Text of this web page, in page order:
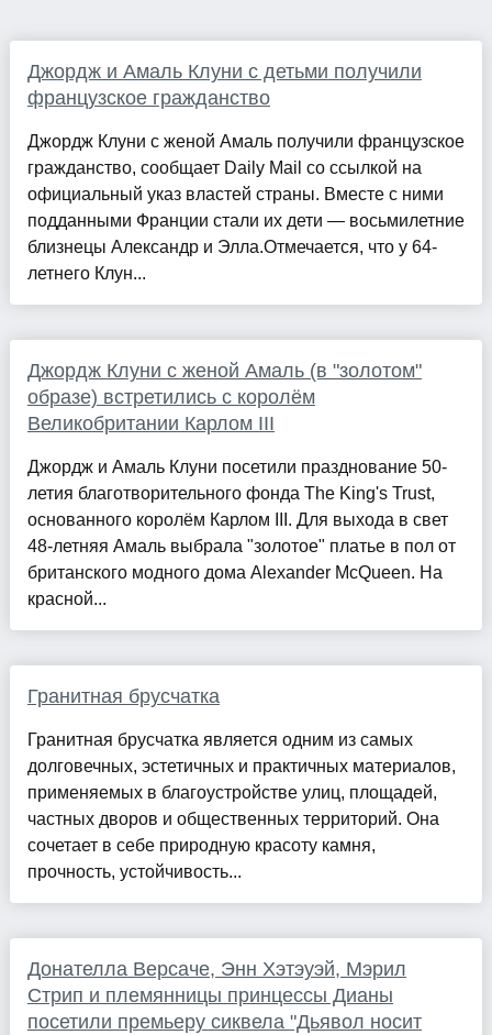
Джордж и Амаль Клуни с детьми получили
французское гражданство
Джордж Клуни с женой Амаль получили французское
гражданство, сообщает Daily Mail со ссылкой на
официальный указ властей страны. Вместе с ними
подданными Франции стали их дети — восьмилетние
близнецы Александр и Элла.Отмечается, что у 64-
летнего Клун...
Джордж Клуни с женой Амаль (в "золотом"
образе) встретились с королём
Великобритании Карлом III
Джордж и Амаль Клуни посетили празднование 50-
летия благотворительного фонда The King's Trust,
основанного королём Карлом III. Для выхода в свет
48-летняя Амаль выбрала "золотое" платье в пол от
британского модного дома Alexander McQueen. На
красной...
Гранитная брусчатка
Гранитная брусчатка является одним из самых
долговечных, эстетичных и практичных материалов,
применяемых в благоустройстве улиц, площадей,
частных дворов и общественных территорий. Она
сочетает в себе природную красоту камня,
прочность, устойчивость...
Донателла Версаче, Энн Хэтэуэй, Мэрил
Стрип и племянницы принцессы Дианы
посетили премьеру сиквела "Дьявол носит